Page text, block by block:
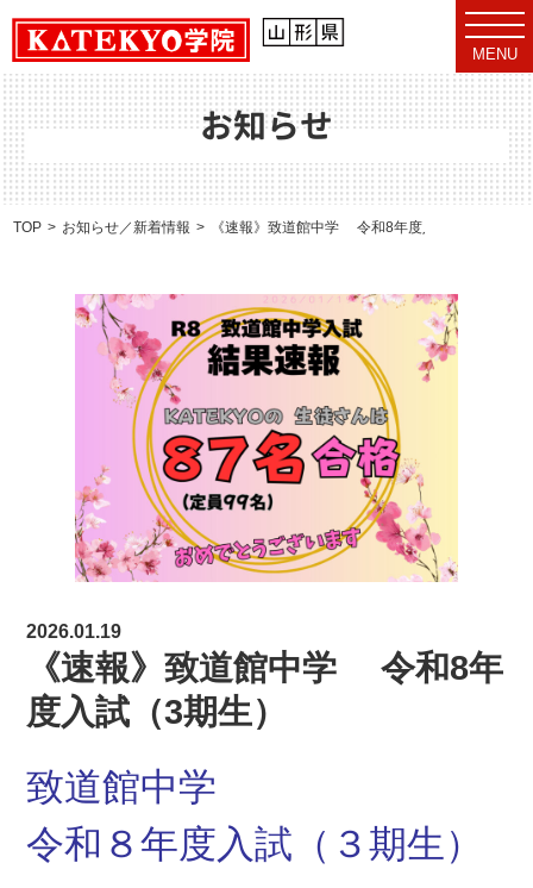
t
o
g
g
l
e
n
v
i
g
MENU
お知らせ
TOP お知らせ／新着情報 《速報》致道館中学 令和8年度入試（3期生）
2026.01.19
《速報》致道館中学 令和8年
度入試（3期生）
致道館中学
令和８年度入試（３期生）